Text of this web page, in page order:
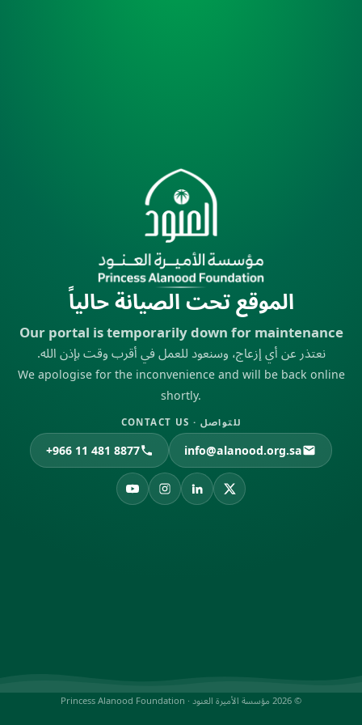
الموقع تحت الصيانة حالياً
Our portal is temporarily down for maintenance
نعتذر عن أي إزعاج، وسنعود للعمل في أقرب وقت بإذن الله.
We apologise for the inconvenience and will be back online
shortly.
للتواصل · CONTACT US
info@alanood.org.sa
+966 11 481 8877
© 2026 مؤسسة الأميرة العنود · Princess Alanood Foundation